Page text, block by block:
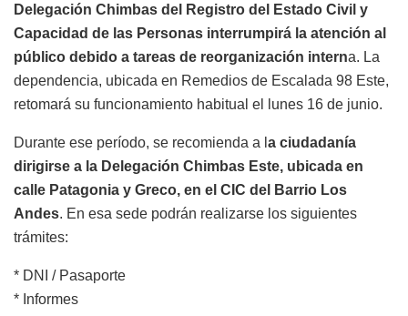
Delegación Chimbas del Registro del Estado Civil y
Capacidad de las Personas interrumpirá la atención al
público debido a tareas de reorganización interna. La
dependencia, ubicada en Remedios de Escalada 98 Este,
retomará su funcionamiento habitual el lunes 16 de junio.
Durante ese período, se recomienda a l a ciudadanía
dirigirse a la Delegación Chimbas Este, ubicada en
calle Patagonia y Greco, en el CIC del Barrio Los
Andes. En esa sede podrán realizarse los siguientes
trámites:
* DNI / Pasaporte
* Informes